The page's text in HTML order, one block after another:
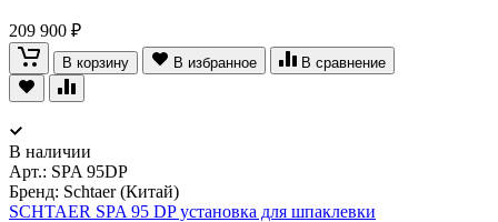
209 900 ₽
В корзину В избранное В сравнение
В наличии
Арт.: SPA 95DP
Бренд: Schtaer (Китай)
SCHTAER SPA 95 DP установка для шпаклевки